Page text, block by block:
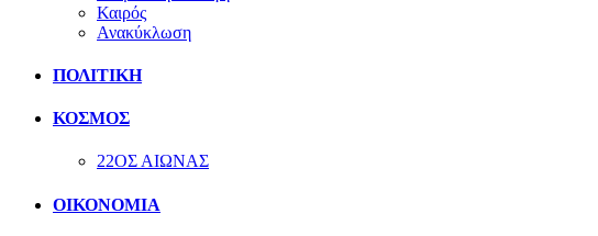
Καιρός
Ανακύκλωση
ΠΟΛΙΤΙΚΗ
ΚΟΣΜΟΣ
22ΟΣ ΑΙΩΝΑΣ
ΟΙΚΟΝΟΜΙΑ